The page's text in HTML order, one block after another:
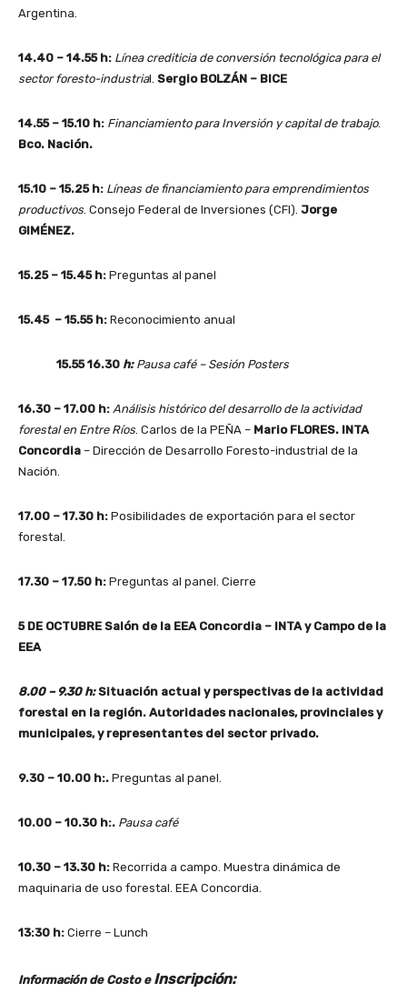
Argentina.
14.40 – 14.55 h: Línea crediticia de conversión tecnológica para el
sector foresto-industrial. Sergio BOLZÁN – BICE
14.55 – 15.10 h: Financiamiento para Inversión y capital de trabajo.
Bco. Nación.
15.10 – 15.25 h: Líneas de financiamiento para emprendimientos
productivos . Consejo Federal de Inversiones (CFI). Jorge
GIMÉNEZ.
15.25 – 15.45 h: Preguntas al panel
15.45 – 15.55 h: Reconocimiento anual
15.55 16.30 h: Pausa café – Sesión Posters
16.30 – 17.00 h: Análisis histórico del desarrollo de la actividad
forestal en Entre Ríos . Carlos de la PEÑA – Mario FLORES. INTA
Concordia – Dirección de Desarrollo Foresto-industrial de la
Nación.
17.00 – 17.30 h: Posibilidades de exportación para el sector
forestal.
17.30 – 17.50 h: Preguntas al panel. Cierre
5 DE OCTUBRE Salón de la EEA Concordia – INTA y Campo de la
EEA
8.00 – 9.30 h:Situación actual y perspectivas de la actividad
forestal en la región. Autoridades nacionales, provinciales y
municipales, y representantes del sector privado.
9.30 – 10.00 h:. Preguntas al panel.
10.00 – 10.30 h:. Pausa café
10.30 – 13.30 h: Recorrida a campo. Muestra dinámica de
maquinaria de uso forestal. EEA Concordia.
13:30 h: Cierre – Lunch
Información de Costo e Inscripción: